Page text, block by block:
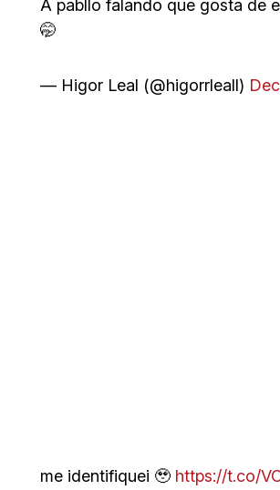
A pabllo falando que gosta de
🤭
— Higor Leal (@higorrleall)
me identifiquei 🥹 https://t.co/